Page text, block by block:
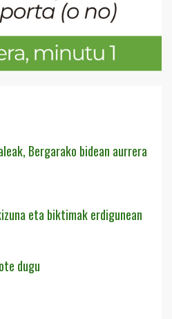
Bergarako bidean aurrera
eta biktimak erdigunean
dugu